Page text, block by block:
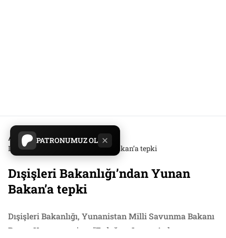
PATRONUMUZ OL
Anasayfa/Gündem/
Dışişleri Bakanlığı’ndan Yunan Bakan’a tepki
Dışişleri Bakanlığı’ndan Yunan
Bakan’a tepki
Dışişleri Bakanlığı, Yunanistan Milli Savunma Bakanı
Panos Kammenos'un, "Erdoğan, Lozan Anlaşmasını